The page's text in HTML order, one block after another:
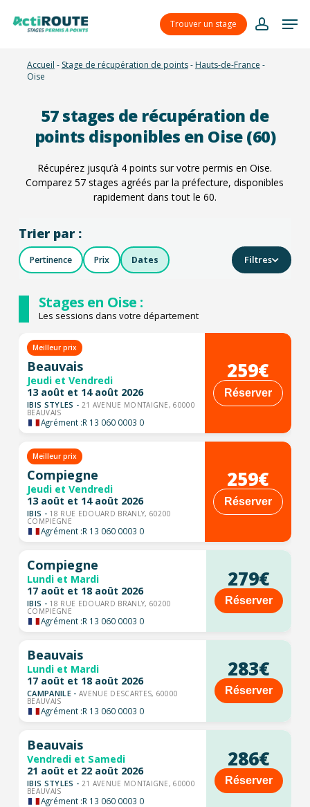
Trouver un stage
account
Accueil - Stage de récupération de points- Hauts-de-France -
Oise
57stages de récupération de
points disponibles en Oise (60)
Récupérez jusqu’à 4 points sur votre permis en Oise.
Comparez57 stages agréés par la préfecture, disponibles
rapidement dans tout le 60.
Trier par :
Pertinence Prix Dates Filtres
Stages en Oise :
Les sessions dans votre département
Meilleur prix
Beauvais
Jeudi et Vendredi
13 août et 14 août 2026
IBIS STYLES - 21 AVENUE MONTAIGNE, 60000
BEAUVAIS
Agrément :R 13 060 0003 0
259€
Réserver
Meilleur prix
Compiegne
Jeudi et Vendredi
13 août et 14 août 2026
IBIS - 18 RUE EDOUARD BRANLY, 60200
COMPIEGNE
Agrément :R 13 060 0003 0
259€
Réserver
Compiegne
Lundi et Mardi
17 août et 18 août 2026
IBIS - 18 RUE EDOUARD BRANLY, 60200
COMPIEGNE
Agrément :R 13 060 0003 0
279€
Réserver
Beauvais
Lundi et Mardi
17 août et 18 août 2026
CAMPANILE - AVENUE DESCARTES, 60000
BEAUVAIS
Agrément :R 13 060 0003 0
283€
Réserver
Beauvais
Vendredi et Samedi
21 août et 22 août 2026
IBIS STYLES - 21 AVENUE MONTAIGNE, 60000
BEAUVAIS
Agrément :R 13 060 0003 0
286€
Réserver